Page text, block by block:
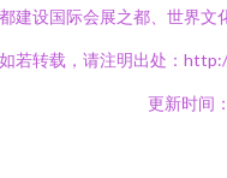
建设国际会展之都、世界文
如若转载，请注明出处：
更新时间